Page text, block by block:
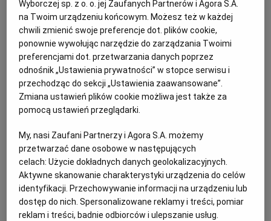
października 2016 r. o godzinie 13:00 w budynku
Urzędu Miasta Krakowa przy Placu Wszystkich
Świętych 3-4 w Sali im. Józefa Dietla. Dotyczy
udostępnienia:
Wyborczej sp. z o. o. jej Zaufanych Partnerów i Agora S.A.
na Twoim urządzeniu końcowym. Możesz też w każdej
chwili zmienić swoje preferencje dot. plików cookie,
ponownie wywołując narzędzie do zarządzania Twoimi
preferencjami dot. przetwarzania danych poprzez
odnośnik „Ustawienia prywatności” w stopce serwisu i
przechodząc do sekcji „Ustawienia zaawansowane”.
Zmiana ustawień plików cookie możliwa jest także za
pomocą ustawień przeglądarki.
My, nasi Zaufani Partnerzy i Agora S.A. możemy
przetwarzać dane osobowe w następujących
celach:Użycie dokładnych danych geolokalizacyjnych.
Aktywne skanowanie charakterystyki urządzenia do celów
identyfikacji. Przechowywanie informacji na urządzeniu lub
dostęp do nich. Spersonalizowane reklamy i treści, pomiar
reklam i treści, badnie odbiorców i ulepszanie usług.